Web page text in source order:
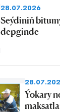
28.07.2026
Seýdiniň
depginde
Ýokary